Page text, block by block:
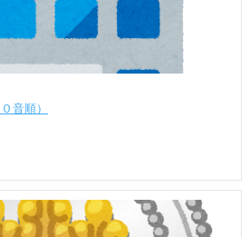
音順）